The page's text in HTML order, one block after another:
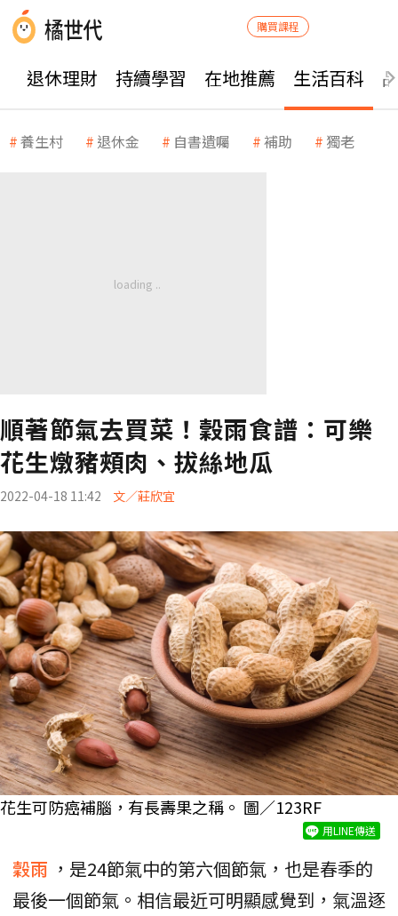
購買課程
退休理財 持續學習 在地推薦 生活百科
養生村 退休金 自書遺囑 補助 獨老
順著節氣去買菜！穀雨食譜：可樂
花生燉豬頰肉、拔絲地瓜
2022-04-18 11:42 文／莊欣宜
花生可防癌補腦，有長壽果之稱。 圖／123RF
用LINE傳送
穀雨 ，是24節氣中的第六個節氣，也是春季的
最後一個節氣。相信最近可明顯感覺到，氣溫逐